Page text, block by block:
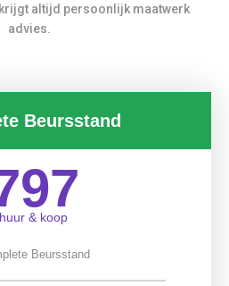
altijd persoonlijk maatwerk
advies.
Beursstand
& koop
Beursstand